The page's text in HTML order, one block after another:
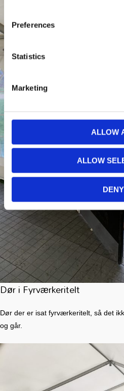
Preferences
Statistics
Marketing
ALLOW
ALLOW
DENY
Dør i Fyrværkeritelt
Dør der er isat fyrværkeritelt, så det
og går.